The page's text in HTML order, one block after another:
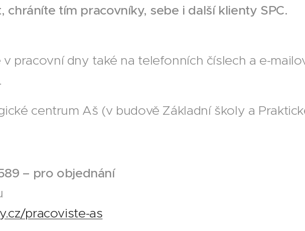
tím pracovníky, sebe i další klienty SPC.
pracovní dny také na telefonních číslech a e-
centrum Aš (v budově Základní školy a
– pro objednání
pracoviste-as